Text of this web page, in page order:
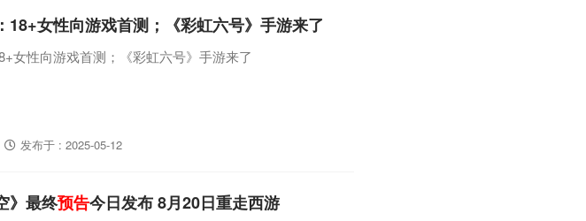
发布于 : 2025-05-12
：18+女性向游戏首测；《彩虹六号》手游来了
女性向游戏首测；《彩虹六号》手游来了
》最终预告今日发布 8月20日重走西游